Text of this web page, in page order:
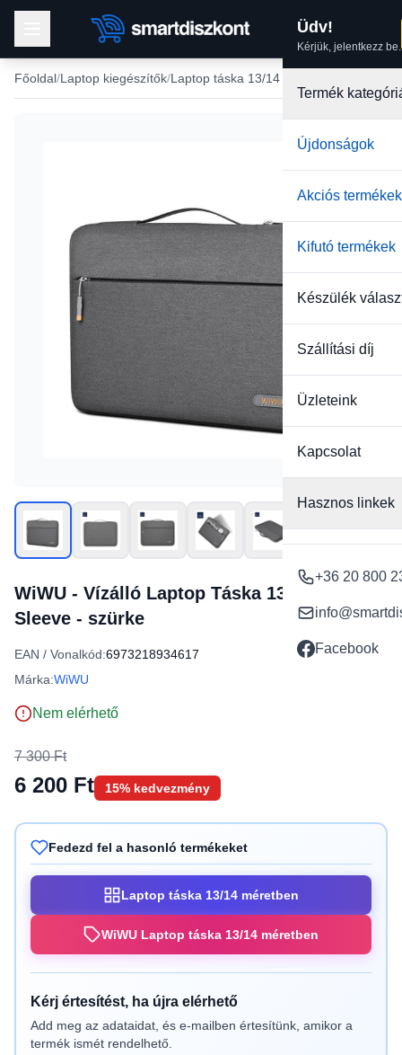
Üdv!
Kérjük, jelentkezz be.
Termék
Újdonságok
Akciós termékek
Kifutó termékek
Készülék
Szállítási díj
Üzleteink
Kapcsolat
Hasznos linkek
+36 20 800
Facebook
Főoldal Laptop kiegészítők Laptop táska 13/14 méretben
-15%
WiWU - Vízálló Laptop Táska 13,3" Pilot
Sleeve - szürke
EAN / Vonalkód:6973218934617
Márka:WiWU
Nem elérhető
7 300 Ft
6 200 Ft 15% kedvezmény
Fedezd fel a hasonló termékeket
Laptop táska 13/14 méretben
WiWU Laptop táska 13/14 méretben
Kérj értesítést, ha újra elérhető
Add meg az adataidat, és e-mailben értesítünk, amikor a
termék ismét rendelhető.